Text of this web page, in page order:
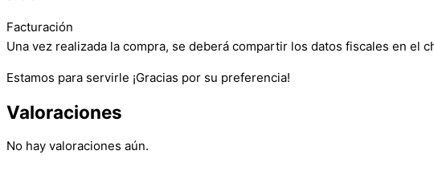
Facturación
Una vez realizada la compra, se deberá compartir los datos fiscales en el
Estamos para servirle ¡Gracias por su preferencia!
Valoraciones
No hay valoraciones aún.